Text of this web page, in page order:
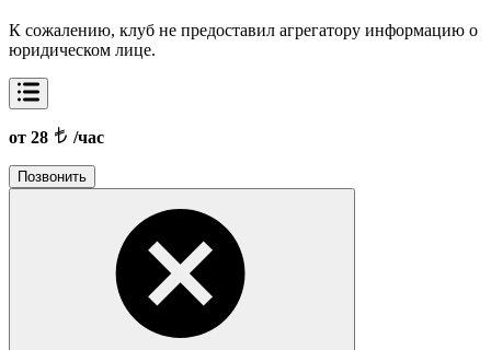
К сожалению, клуб не предоставил агрегатору информацию о
юридическом лице.
от 28 /час
Позвонить